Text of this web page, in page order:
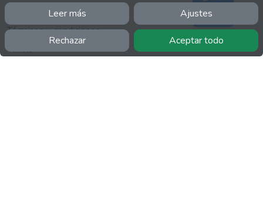
Leer más Ajustes
Rechazar Aceptar todo
Política de privacidad
Términos y condiciones
Twitter
Soporte